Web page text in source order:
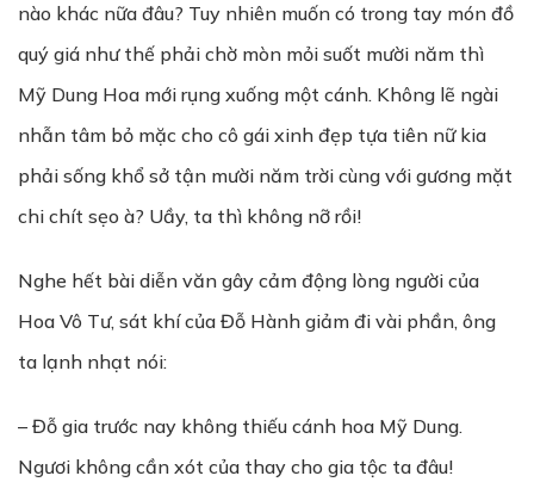
nào khác nữa đâu? Tuy nhiên muốn có trong tay món đồ
quý giá như thế phải chờ mòn mỏi suốt mười năm thì
Mỹ Dung Hoa mới rụng xuống một cánh. Không lẽ ngài
nhẫn tâm bỏ mặc cho cô gái xinh đẹp tựa tiên nữ kia
phải sống khổ sở tận mười năm trời cùng với gương mặt
chi chít sẹo à? Uầy, ta thì không nỡ rồi!
Nghe hết bài diễn văn gây cảm động lòng người của
Hoa Vô Tư, sát khí của Đỗ Hành giảm đi vài phần, ông
ta lạnh nhạt nói:
– Đỗ gia trước nay không thiếu cánh hoa Mỹ Dung.
Ngươi không cần xót của thay cho gia tộc ta đâu!